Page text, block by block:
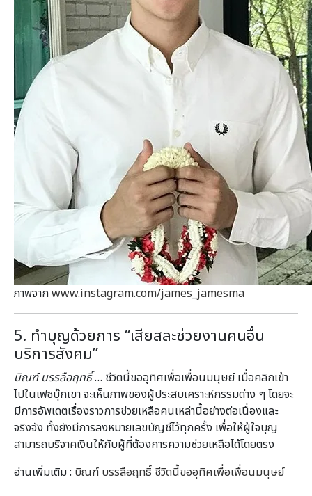
ภาพจากwww.instagram.com/james_jamesma
5. ทำบุญด้วยการ “เสียสละช่วยงานคนอื่น
บริการสังคม”
บิณฑ์ บรรลือฤทธิ์… ชีวิตนี้ขออุทิศเพื่อเพื่อนมนุษย์ เมื่อคลิกเข้า
ไปในเฟซบุ๊กเขา จะเห็นภาพของผู้ประสบเคราะห์กรรมต่าง ๆ โดยจะ
มีการอัพเดตเรื่องราวการช่วยเหลือคนเหล่านี้อย่างต่อเนื่องและ
จริงจัง ทั้งยังมีการลงหมายเลขบัญชีไว้ทุกครั้ง เพื่อให้ผู้ใจบุญ
สามารถบริจาคเงินให้กับผู้ที่ต้องการความช่วยเหลือได้โดยตรง
อ่านเพิ่มเติม : บิณฑ์ บรรลือฤทธิ์ ชีวิตนี้ขออุทิศเพื่อเพื่อนมนุษย์